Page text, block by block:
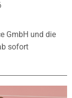
GmbH und die
sofort